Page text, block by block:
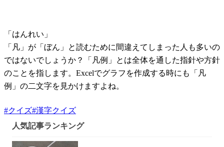
「はんれい」
「凡」が「ぼん」と読むために間違えてしまった人も多いの
ではないでしょうか？「凡例」とは全体を通した指針や方針
のことを指します。Excelでグラフを作成する時にも「凡
例」の二文字を見かけますよね。
#クイズ#漢字クイズ
人気記事ランキング